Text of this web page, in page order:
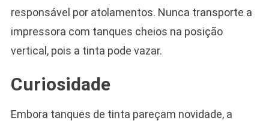
responsável por atolamentos. Nunca transporte a
impressora com tanques cheios na posição
vertical, pois a tinta pode vazar.
Curiosidade
Embora tanques de tinta pareçam novidade, a